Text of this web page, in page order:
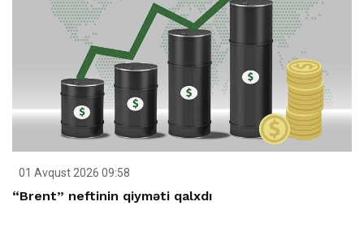
01 Avqust 2026 09:58
“Brent” neftinin qiyməti qalxdı